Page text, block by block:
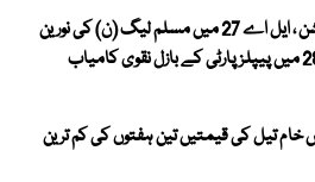
آزاد کشمیر الیکشن ، ایل اے 27 میں مسلم لیگ (ن) کی نورین
تیل کی قیمتیں تین ہفتوں کی کم ترین